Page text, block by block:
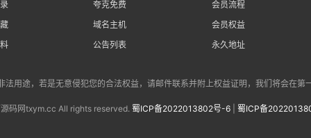
夸克免费
域名主机
公告列表
会员流程
会员权益
永久地址
用途，若是无意侵犯您的合法权益，请邮件联系并附上权益证明，我们将会在
码网txym.cc All rights reserved. 蜀ICP备2022013802号-6| 蜀ICP备